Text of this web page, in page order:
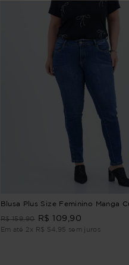
Blusa Plus Size Feminino Manga
R$ 159,90 R$ 109 90
Em até 2x R$ 54 95 sem juros